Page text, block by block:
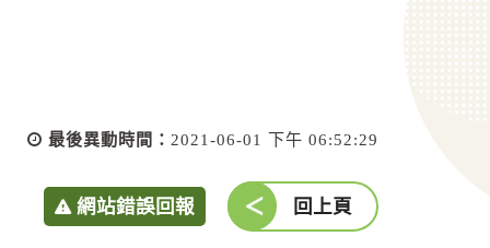
最後異動時間： 2021-06-01 下午 06:52:29
網站錯誤回報 回上頁